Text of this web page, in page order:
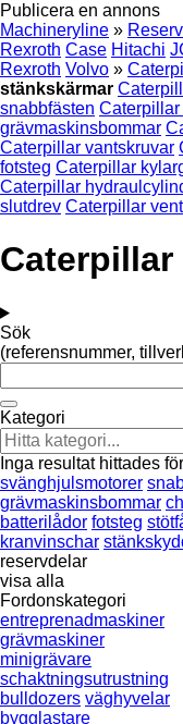
Publicera en annons
Machineryline »
Rexroth Case Hitachi
Rexroth Volvo »
stänkskärmar
snabbfästen
grävmaskinsbommar
Caterpillar vantskruvar
fotsteg Caterpillar
Caterpillar
slutdrev Caterpillar
Sök
(referensnummer,
Kategori
Inga resultat hittades
svänghjulsmotorer
grävmaskinsbommar
batterilådor fotsteg
kranvinschar
reservdelar
visa alla
Fordonskategori
entreprenadmaskiner
grävmaskiner
minigrävare
schaktningsutrustning
bulldozers väghyvelar
bygglastare